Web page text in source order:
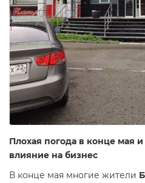
Плохая погода в конце мая
влияние на бизнес
В конце мая многие жители